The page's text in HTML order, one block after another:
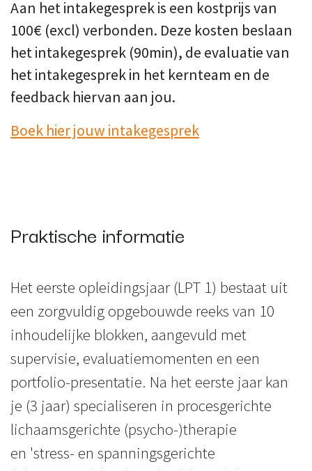
Aan het intakegesprek is een kostprijs van
100€ (excl) verbonden. Deze kosten beslaan
het intakegesprek (90min), de evaluatie van
het intakegesprek in het kernteam en de
feedback hiervan aan jou.
Boek hier jouw intakegesprek
Praktische informatie
Het eerste opleidingsjaar (LPT 1) bestaat uit
een zorgvuldig opgebouwde reeks van 10
inhoudelijke blokken, aangevuld met
supervisie, evaluatiemomenten en een
portfolio-presentatie. Na het eerste jaar kan
je (3 jaar) specialiseren in procesgerichte
lichaamsgerichte (psycho-)therapie
en 'stress- en spanningsgerichte